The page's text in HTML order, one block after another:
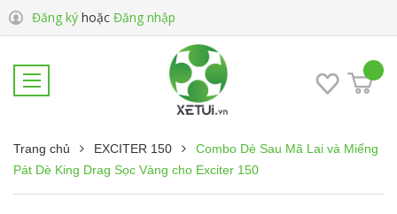
Đăng ký hoặc Đăng nhập
Trang chủ EXCITER 150
Combo Dè Sau Mã Lai và Miếng
Pát Dè King Drag Sọc Vàng cho Exciter 150